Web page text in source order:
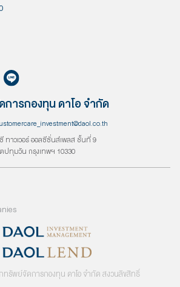
ารกองทุน ดาโอ จำกัด
ทาวเวอร์ ออลซีซั่นส์เพลส ชั้นที่ 9
ปทุมวัน กรุงเทพฯ 10330
รัพย์จัดการกองทุน ดาโอ จำกัด สงวนลิขสิทธิ์